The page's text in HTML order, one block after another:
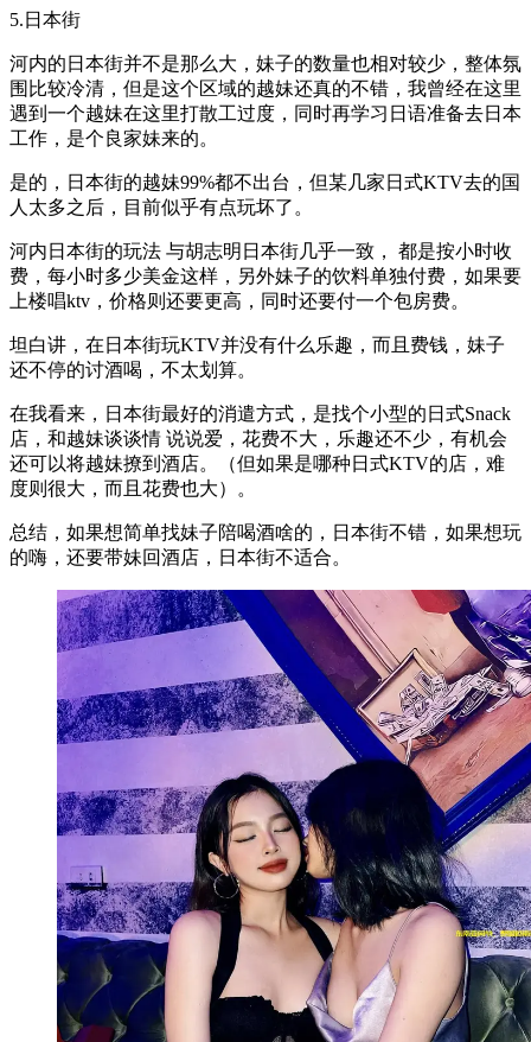
5.日本街
河内的日本街并不是那么大，妹子的数量也相对较少，整体氛
围比较冷清，但是这个区域的越妹还真的不错，我曾经在这里
遇到一个越妹在这里打散工过度，同时再学习日语准备去日本
工作，是个良家妹来的。
是的，日本街的越妹99%都不出台，但某几家日式KTV去的国
人太多之后，目前似乎有点玩坏了。
河内日本街的玩法 与胡志明日本街几乎一致， 都是按小时收
费，每小时多少美金这样，另外妹子的饮料单独付费，如果要
上楼唱ktv，价格则还要更高，同时还要付一个包房费。
坦白讲，在日本街玩KTV并没有什么乐趣，而且费钱，妹子
还不停的讨酒喝，不太划算。
在我看来，日本街最好的消遣方式，是找个小型的日式Snack
店，和越妹谈谈情 说说爱，花费不大，乐趣还不少，有机会
还可以将越妹撩到酒店。（但如果是哪种日式KTV的店，难
度则很大，而且花费也大）。
总结，如果想简单找妹子陪喝酒啥的，日本街不错，如果想玩
的嗨，还要带妹回酒店，日本街不适合。